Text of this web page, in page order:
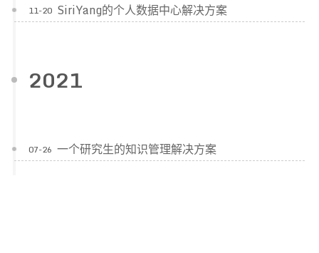
SiriYang的个人数据中心解决方案
11-20
2021
一个研究生的知识管理解决方案
07-26